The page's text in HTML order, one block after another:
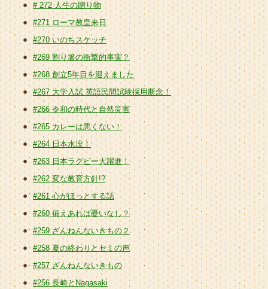
# 272 人生の贈り物
#271 ローマ教皇来日
#270 いのちスケッチ
#269 割り箸の衝撃的事実？
#268 創立5年目を迎えました
#267 大学入試 英語民間試験採用断念！
#266 令和の時代と自然災害
#265 カレーは悪くない！
#264 日本水没！
#263 日本ラグビー大躍進！
#262 変な教育方針!?
#261 心がほっとする話
#260 備えあれば憂いなし？
#259 ざんねんないきもの２
#258 夏の終わりとセミの声
#257 ざんねんないきもの
#256 長崎とNagasaki